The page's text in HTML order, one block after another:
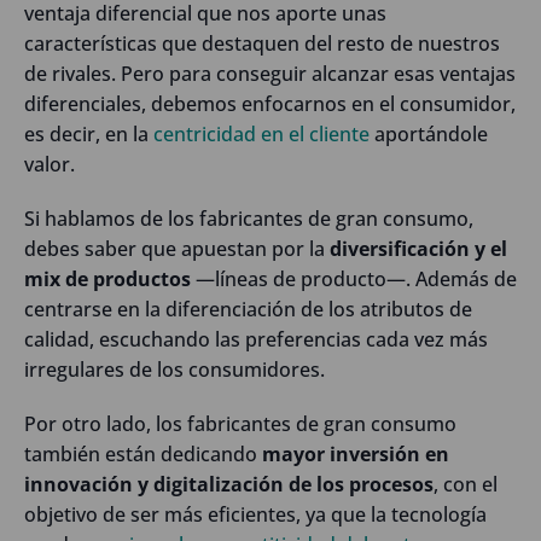
ventaja diferencial que nos aporte unas
características que destaquen del resto de nuestros
de rivales. Pero para conseguir alcanzar esas ventajas
diferenciales, debemos enfocarnos en el consumidor,
es decir, en la centricidad en el clienteaportándole
valor.
Si hablamos de los fabricantes de gran consumo,
debes saber que apuestan por la diversificación y el
mix de productos—líneas de producto—. Además de
centrarse en la diferenciación de los atributos de
calidad, escuchando las preferencias cada vez más
irregulares de los consumidores.
Por otro lado, los fabricantes de gran consumo
también están dedicando mayor inversión en
innovación y digitalización de los procesos, con el
objetivo de ser más eficientes, ya que la tecnología